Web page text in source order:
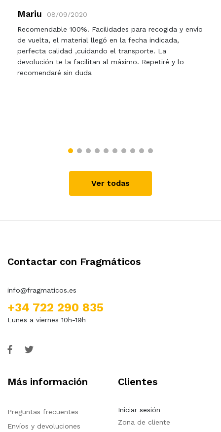
Mariu
08/09/2020
Recomendable 100%. Facilidades para recogida y envío
de vuelta, el material llegó en la fecha indicada,
perfecta calidad ,cuidando el transporte. La
devolución te la facilitan al máximo. Repetiré y lo
recomendaré sin duda
Ver todas
Contactar con Fragmáticos
info@fragmaticos.es
+34 722 290 835
Lunes a viernes 10h-19h
Más información
Preguntas frecuentes
Envíos y devoluciones
Clientes
Iniciar sesión
Zona de cliente